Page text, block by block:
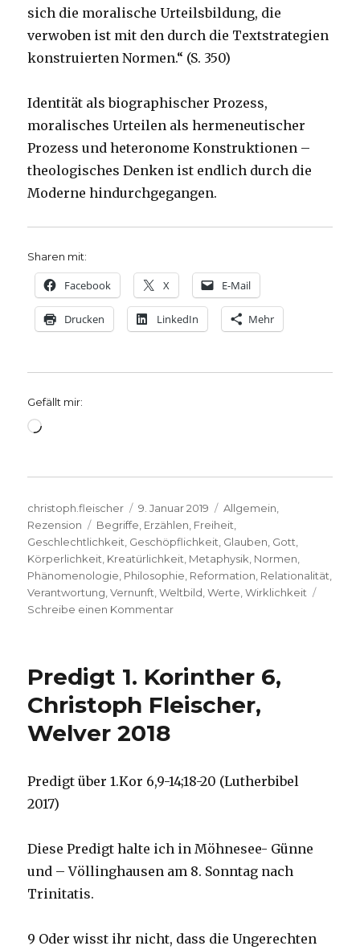
sich die moralische Urteilsbildung, die
verwoben ist mit den durch die Textstrategien
konstruierten Normen.“ (S. 350)
Identität als biographischer Prozess,
moralisches Urteilen als hermeneutischer
Prozess und heteronome Konstruktionen –
theologisches Denken ist endlich durch die
Moderne hindurchgegangen.
Sharen mit:
Facebook X E-Mail
Drucken LinkedIn Mehr
Gefällt mir:
Wird
Autor
christoph.fleischer
Veröffentlicht
am
9. Januar 2019 Kategorien
Allgemein
Rezension
Schlagwörter
Begriffe Erzählen Freiheit
Geschlechtlichkeit Geschöpflichkeit Glauben Gott
Körperlichkeit Kreatürlichkeit Metaphysik Normen
Phänomenologie Philosophie Reformation Relationalität
Verantwortung ,Vernunft ,Weltbild ,Werte ,Wirklichkeit
Schreibe einen Kommentarzu
Rezension
von
Markus
Fleischer,
Predigt 1. Korinther 6,
Christoph Fleischer,
Welver 2018
Predigt über 1.Kor 6,9-14;18-20 (Lutherbibel
2017)
Diese Predigt halte ich in Möhnesee- Günne
und – Völlinghausen am 8. Sonntag nach
Trinitatis.
9 Oder wisst ihr nicht, dass die Ungerechten